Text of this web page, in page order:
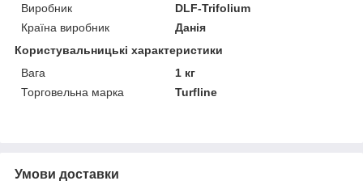
Виробник
DLF-Trifolium
Країна виробник
Данія
Користувальницькі характеристики
Вага
1 кг
Торговельна марка
Turfline
Умови доставки